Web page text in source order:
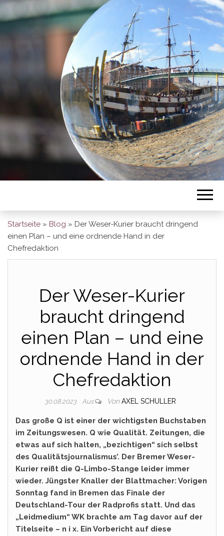
BREMEN SO
GESEHEN
Startseite » Blog » Der Weser-Kurier braucht dringend
einen Plan – und eine ordnende Hand in der
Chefredaktion
Der Weser-Kurier
braucht dringend
einen Plan – und eine
ordnende Hand in der
Chefredaktion
30.08.2023 Aus Von AXEL SCHULLER
Das große Q ist einer der wichtigsten Buchstaben
im Zeitungswesen. Q wie Qualität. Zeitungen, die
etwas auf sich halten, „bezichtigen“ sich selbst
des Qualitätsjournalismus’. Der Bremer Weser-
Kurier reißt die Q-Limbo-Stange leider immer
wieder. Jüngster Knaller der Blattmacher: Vorigen
Sonntag fand in Bremen das Finale der
Deutschland-Tour der Radprofis statt. Und das
„Leidmedium“ WK brachte am Tag davor auf der
Titelseite – n i x. Ein Vorbericht auf diese